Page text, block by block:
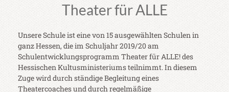
Theater für ALLE
Unsere Schule ist eine von 15 ausgewählten Schulen in
ganz Hessen, die im Schuljahr 2019/20 am
Schulentwicklungsprogramm Theater für ALLE! des
Hessischen Kultusministeriums teilnimmt. In diesem
Zuge wird durch ständige Begleitung eines
Theatercoaches und durch regelmäßige